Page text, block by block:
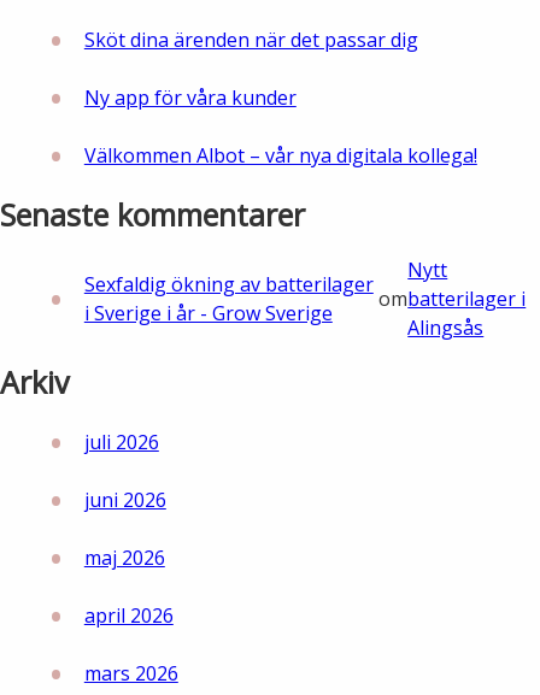
Energispartips
Mina Sidor
VA & Renhållning
Vanliga frågor
Badtemperaturer i Alingsås
Arkiv
Produktion
Nyheter
Energiflödet
Lights in Alingsås
Visselblåsarfunktion
Integritetsinformation
Sköt dina ärenden när det passar dig
Ny app för våra kunder
Välkommen Albot – vår nya digitala kollega!
Senaste kommentarer
Sexfaldig ökning av batterilager
i Sverige i år - Grow Sverige
om
Nytt
batterilager i
Alingsås
Arkiv
juli 2026
juni 2026
maj 2026
april 2026
mars 2026